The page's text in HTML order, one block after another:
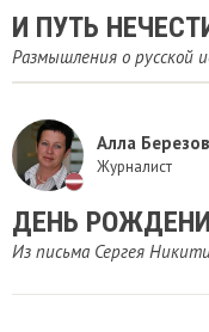
И ПУТЬ
Размышления о русской
Алла
Журналист
ДЕНЬ
Из письма Сергея